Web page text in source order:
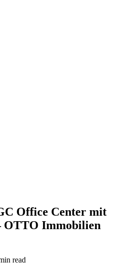
Office Center mit
OTTO Immobilien
read